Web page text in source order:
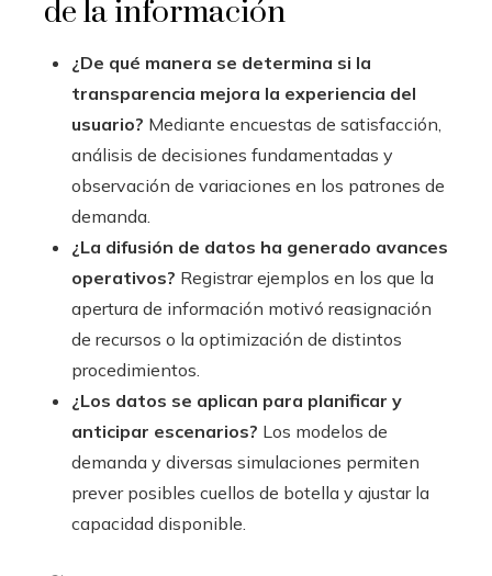
de la información
¿De qué manera se determina si la
transparencia mejora la experiencia del
usuario? Mediante encuestas de satisfacción,
análisis de decisiones fundamentadas y
observación de variaciones en los patrones de
demanda.
¿La difusión de datos ha generado avances
operativos? Registrar ejemplos en los que la
apertura de información motivó reasignación
de recursos o la optimización de distintos
procedimientos.
¿Los datos se aplican para planificar y
anticipar escenarios? Los modelos de
demanda y diversas simulaciones permiten
prever posibles cuellos de botella y ajustar la
capacidad disponible.